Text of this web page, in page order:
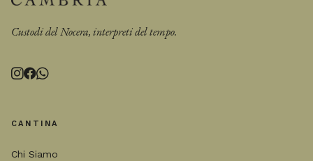
Custodi del Nocera, interpreti del tempo.
CANTINA
Chi Siamo